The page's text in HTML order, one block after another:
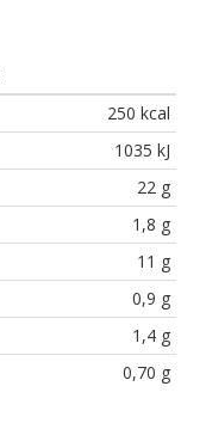
250 kcal
1035 kJ
22 g
1,8 g
11 g
0,9 g
1,4 g
0,70 g